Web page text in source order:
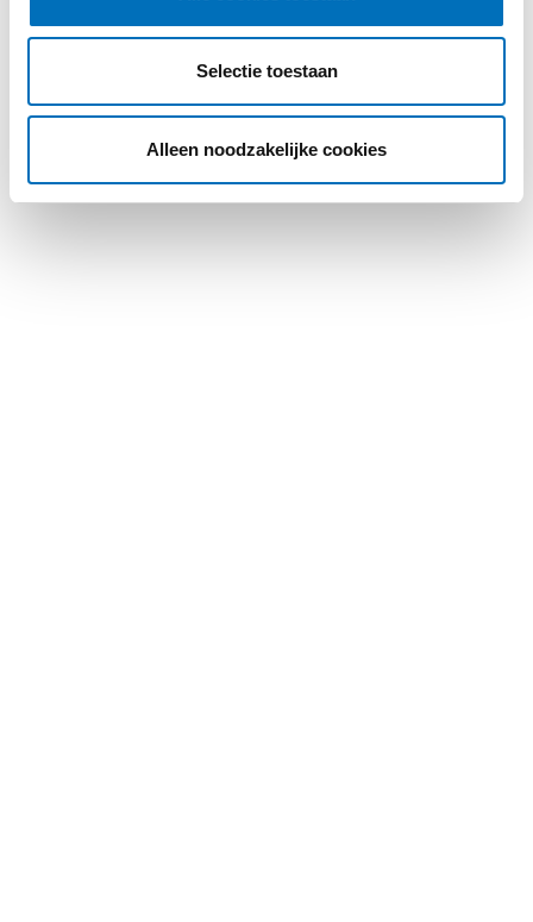
Selectie toestaan
Alleen noodzakelijke cookies
Case checker
Kontakt